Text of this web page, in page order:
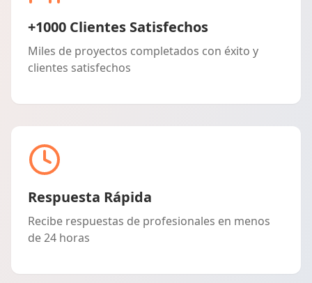
+1000 Clientes Satisfechos
Miles de proyectos completados con éxito y
clientes satisfechos
Respuesta Rápida
Recibe respuestas de profesionales en menos
de 24 horas